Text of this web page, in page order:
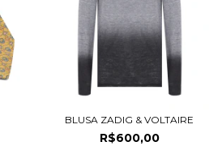
BLUSA ZADIG & VOLTAIRE
R$600,00